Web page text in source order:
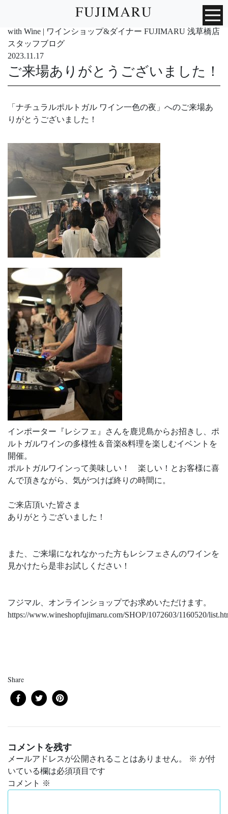
with Wine | ワインショップ&ダイナー FUJIMARU 浅草橋店
スタッフブログ
2023.11.17
ご来場ありがとうございました！
「ナチュラルポルトガル ワイン一色の夜」へのご来場あ
りがとうございました！
インポーター『レシフェ』さんを鹿児島からお招きし、ポ
ルトガルワインの多様性＆音楽&料理を楽しむイベントを
開催。
ポルトガルワインって美味しい！ 楽しい！とお客様に喜
んで頂きながら、気がつけば終りの時間に。
ご来店頂いた皆さま
ありがとうございました！
また、ご来場になれなかった方もレシフェさんのワインを
見かけたら是非お試しください！
フジマル、オンラインショップでお求めいただけます。
https://www.wineshopfujimaru.com/SHOP/1072603/1160520/
Share
コメントを残す
メールアドレスが公開されることはありません。 ※ が付
いている欄は必須項目です
コメント ※